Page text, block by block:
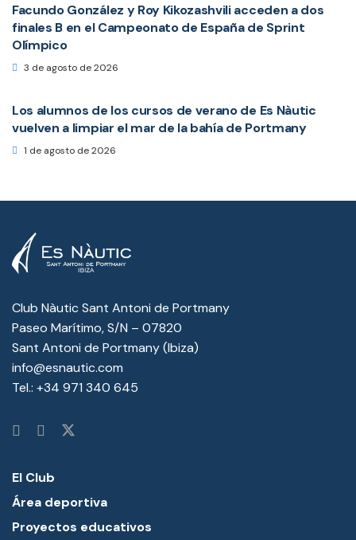
Facundo González y Roy Kikozashvili acceden a dos
finales B en el Campeonato de España de Sprint
Olímpico
3 de agosto de 2026
Los alumnos de los cursos de verano de Es Nàutic
vuelven a limpiar el mar de la bahía de Portmany
1 de agosto de 2026
Club Nàutic Sant Antoni de Portmany
Paseo Marítimo, S/N – 07820
Sant Antoni de Portmany (Ibiza)
info@esnautic.com
Tel.: +34 971 340 645
El Club
Área deportiva
Proyectos educativos